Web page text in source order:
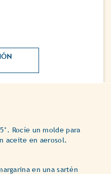
Rocíe un molde para
aceite en aerosol.
en una sartén